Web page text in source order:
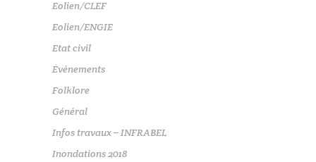
Eolien/CLEF
Eolien/ENGIE
Etat civil
Événements
Folklore
Général
Infos travaux – INFRABEL
Inondations 2018